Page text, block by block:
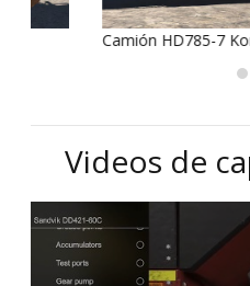
Camión HD785-7 Komatsu
Videos de